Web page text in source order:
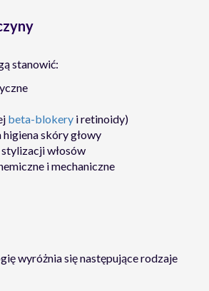
stanowić:
beta-blokery i retinoidy)
skóry głowy
włosów
i mechaniczne
wyróżnia się następujące rodzaje